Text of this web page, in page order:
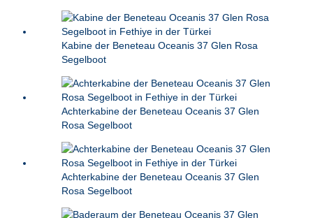
Kabine der Beneteau Oceanis 37 Glen Rosa
Segelboot
Achterkabine der Beneteau Oceanis 37 Glen
Rosa Segelboot
Achterkabine der Beneteau Oceanis 37 Glen
Rosa Segelboot